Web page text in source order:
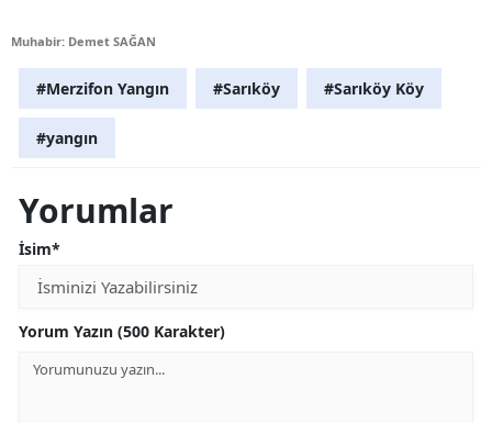
Muhabir: Demet SAĞAN
#Merzifon Yangın #Sarıköy #Sarıköy Köy
#yangın
Yorumlar
İsim*
Yorum Yazın (500 Karakter)